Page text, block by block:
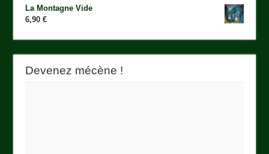
La Montagne Vide
6,90€
Devenez mécène !